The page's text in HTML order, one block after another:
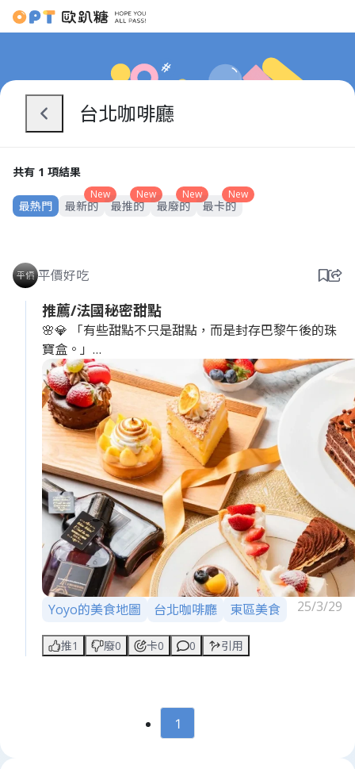
台北咖啡廳
共有 1 項結果
最熱門
New
最新的
New
最推的
New
最廢的
New
最卡的
平價好吃
推薦/法國秘密甜點
🌸💎 「有些甜點不只是甜點，而是封存巴黎午後的珠
寶盒。」
✨🏡 本週尋味：法國秘密甜點
🏡 • 藏身東區巷弄的純白洋房，玻璃櫥窗透出甜點師
傅的魔法時刻！
👩🍳 • 看著馬卡龍色奶油在師傅指尖翻飛，根本是甜
點界的芭蕾舞劇～
💛🍋 必嘗經典：檸檬沙布列蛋糕
🍰 像拆開法式情書般的層層驚喜，初戀般的酸甜悸
動！
✅ 「喀嚓」一刀切下——酥脆沙布列餅乾外殼如初雪
崩塌❄️
✅ 熬煮8小時的檸檬蛋黃醬瞬間湧出，酸度像塞納河畔
的晨風般清爽💛
✅ 中間雲朵般的香緹奶油，溫柔中和了檸檬的俏皮酸
度☁️
✅ 儀式感控（連外帶盒都繫著緞帶，宛如收到禮物
Yoyo的美食地圖 台北咖啡廳 東區美食 25/3/29
推1 廢0 卡0 0 引用
1